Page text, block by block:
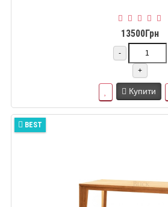
13500Грн
-
+
Купити
BEST